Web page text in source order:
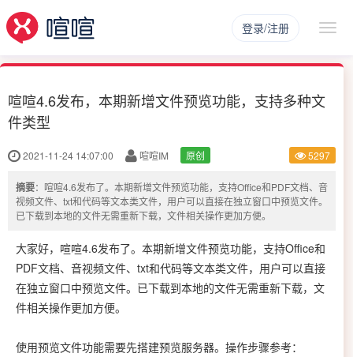
登录/注册
喧喧4.6发布，本期新增文件预览功能，支持多种文
件类型
2021-11-24 14:07:00 喧喧IM 原创 5297
摘要：喧喧4.6发布了。本期新增文件预览功能，支持Office和PDF文档、音
视频文件、txt和代码等文本类文件，用户可以直接在独立窗口中预览文件。
已下载到本地的文件无需重新下载，文件相关操作更加方便。
大家好，喧喧4.6发布了。本期新增文件预览功能，支持Office和
PDF文档、音视频文件、txt和代码等文本类文件，用户可以直接
在独立窗口中预览文件。已下载到本地的文件无需重新下载，文
件相关操作更加方便。
使用预览文件功能需要先搭建预览服务器。操作步骤参考：